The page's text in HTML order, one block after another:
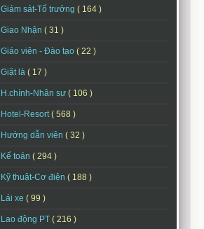
Giám sát-Tổ trưởng ( 164 )
Giao Nhận ( 31 )
Giáo viên - Đào tạo ( 22 )
Giặt là ( 17 )
H.chính-Nhân sự ( 106 )
Hotel-Resort( 568 )
Hướng dẫn viên ( 32 )
Kế toán ( 294 )
Kỹ thuật-Cơ điện ( 188 )
Lái xe ( 99 )
Lao động PT ( 216 )